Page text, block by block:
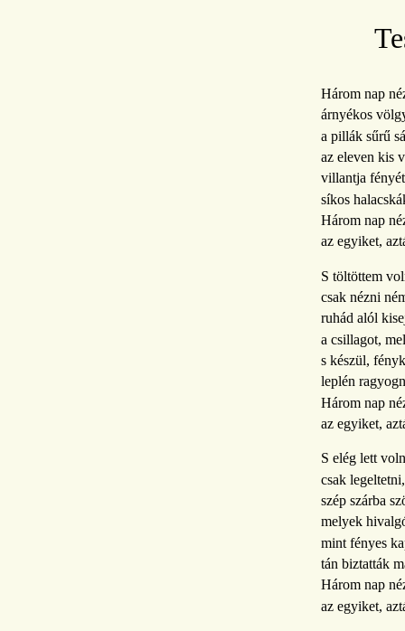
Három nap
árnyékos
a pillák sűrű
az eleven kis
villantja
síkos
Három nap
az egyiket,
S töltöttem
csak nézni
ruhád alól
a csillagot,
s készül,
leplén
Három nap
az egyiket,
S elég lett
csak
szép szárba
melyek
mint fényes
tán biztatták
Három nap
az egyiket,